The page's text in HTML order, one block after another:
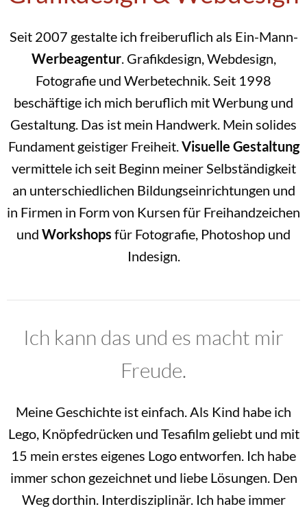
Seit 2007 gestalte ich freiberuflich als Ein-Mann-
Werbeagentur. Grafikdesign, Webdesign,
Fotografie und Werbetechnik. Seit 1998
beschäftige ich mich beruflich mit Werbung und
Gestaltung. Das ist mein Handwerk. Mein solides
Fundament geistiger Freiheit.Visuelle Gestaltung
vermittele ich seit Beginn meiner Selbständigkeit
an unterschiedlichen Bildungseinrichtungen und
in Firmen in Form von Kursen für Freihandzeichen
und Workshops für Fotografie, Photoshop und
Indesign.
Ich kann das und es macht mir
Freude.
Meine Geschichte ist einfach. Als Kind habe ich
Lego, Knöpfedrücken und Tesafilm geliebt und mit
15 mein erstes eigenes Logo entworfen. Ich habe
immer schon gezeichnet und liebe Lösungen. Den
Weg dorthin. Interdisziplinär. Ich habe immer